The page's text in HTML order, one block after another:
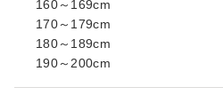
160～169cm
170～179cm
180～189cm
190～200cm